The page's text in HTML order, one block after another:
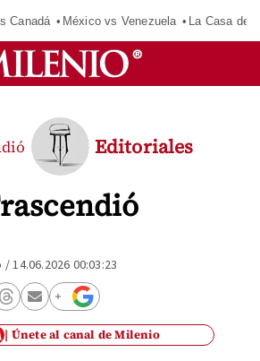
Canadá México vs Venezuela La Casa de
Editoriales
/14.06.2026 00:03:23
Únete al canal de Milenio